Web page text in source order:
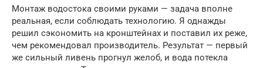
Монтаж водостока своими руками — задача вполне
реальная, если соблюдать технологию. Я однажды
решил сэкономить на кронштейнах и поставил их реже,
чем рекомендовал производитель. Результат — первый
же сильный ливень прогнул желоб, и вода потекла